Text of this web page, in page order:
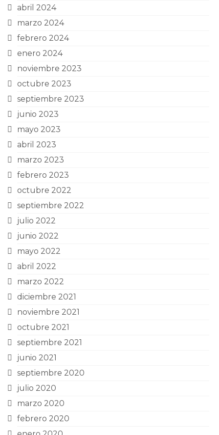
abril 2024
marzo 2024
febrero 2024
enero 2024
noviembre 2023
octubre 2023
septiembre 2023
junio 2023
mayo 2023
abril 2023
marzo 2023
febrero 2023
octubre 2022
septiembre 2022
julio 2022
junio 2022
mayo 2022
abril 2022
marzo 2022
diciembre 2021
noviembre 2021
octubre 2021
septiembre 2021
junio 2021
septiembre 2020
julio 2020
marzo 2020
febrero 2020